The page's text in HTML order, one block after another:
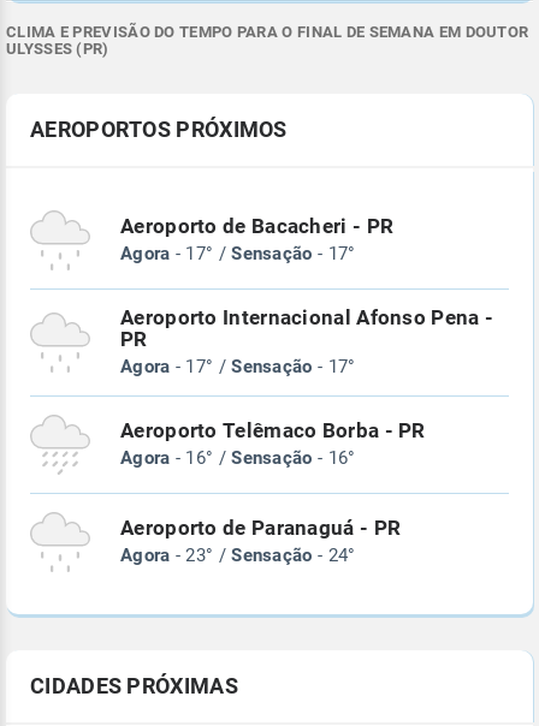
CLIMA E PREVISÃO DO TEMPO PARA O FINAL DE SEMANA EM DOUTOR
ULYSSES (PR)
AEROPORTOS PRÓXIMOS
Aeroporto de Bacacheri - PR
Agora - 17° /Sensação - 17°
Aeroporto Internacional Afonso Pena -
PR
Agora - 17° /Sensação - 17°
Aeroporto Telêmaco Borba - PR
Agora - 16° /Sensação - 16°
Aeroporto de Paranaguá - PR
Agora - 23° /Sensação - 24°
CIDADES PRÓXIMAS